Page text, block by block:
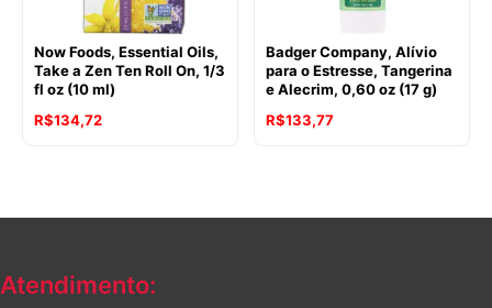
Now Foods, Essential Oils,
Take a Zen Ten Roll On, 1/3
fl oz (10 ml)
R$134,72
Badger Company, Alívio
para o Estresse, Tangerina
e Alecrim, 0,60 oz (17 g)
R$133,77
Atendimento: